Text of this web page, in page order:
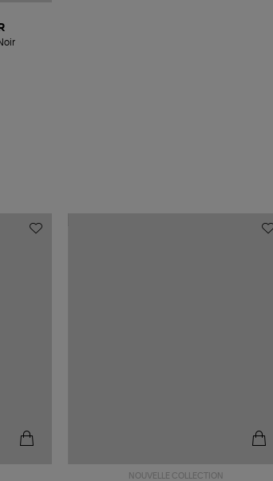
NOUVELLE COLLECTION